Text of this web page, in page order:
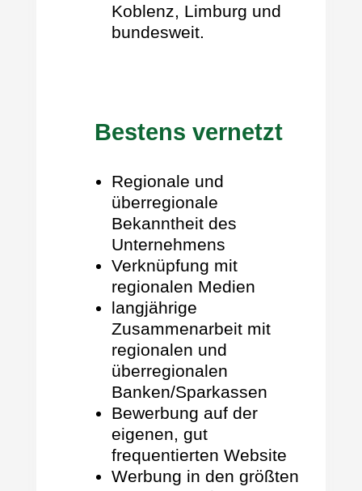
Koblenz, Limburg und
bundesweit.
Bestens vernetzt
Regionale und
überregionale
Bekanntheit des
Unternehmens
Verknüpfung mit
regionalen Medien
langjährige
Zusammenarbeit mit
regionalen und
überregionalen
Banken/Sparkassen
Bewerbung auf der
eigenen, gut
frequentierten Website
Werbung in den größten